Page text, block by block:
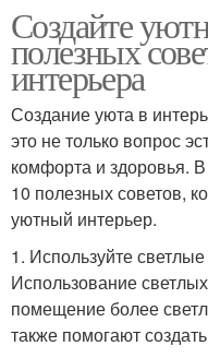
Создайте
полезных
интерьера
Создание уюта в
это не только вопрос
комфорта и здоровья.
10 полезных советов,
уютный интерьер.
1. Используйте
Использование
помещение более
также помогают